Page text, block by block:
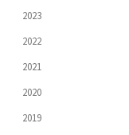
2023
2022
2021
2020
2019